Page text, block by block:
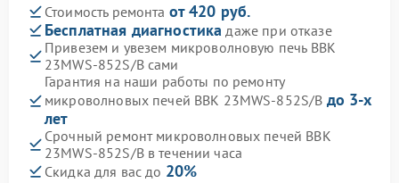
Стоимость ремонта от 420 руб.
Бесплатная диагностика даже при отказе
Привезем и увезем микроволновую печь BBK
23MWS-852S/B сами
Гарантия на наши работы по ремонту
микроволновых печей BBK 23MWS-852S/B до 3-х
лет
Срочный ремонт микроволновых печей BBK
23MWS-852S/B в течении часа
Скидка для вас до 20%